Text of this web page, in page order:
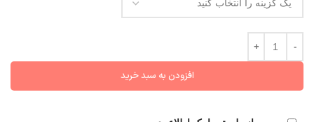
افزودن به سبد خرید